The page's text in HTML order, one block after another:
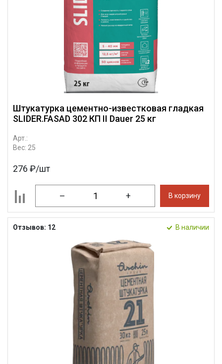
Штукатурка цементно-известковая гладкая
SLIDER.FASAD 302 КП II Dauer 25 кг
Арт.:
Вес: 25
276 ₽/шт
– + В корзину
Отзывов: 12 В наличии